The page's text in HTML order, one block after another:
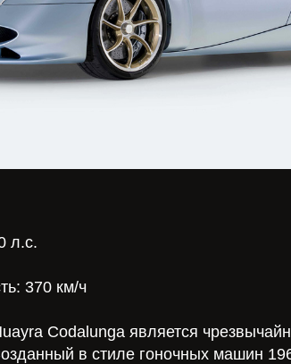
л.с.
370 км/ч
Codalunga является
в стиле гоночных машин